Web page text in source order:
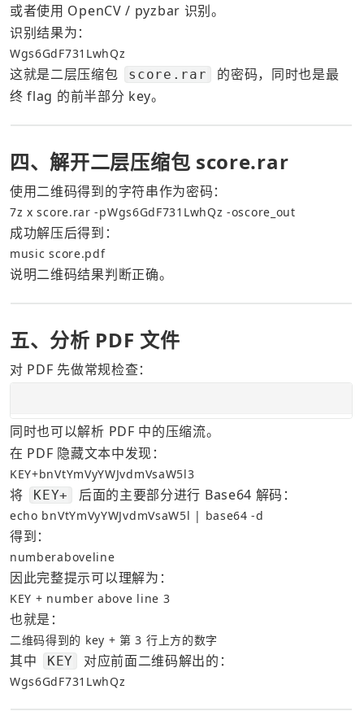
或者使用 OpenCV / pyzbar 识别。
识别结果为：
Wgs6GdF731LwhQz
这就是二层压缩包 score.rar
的密码，同时也是最
终 flag 的前半部分 key。
四、解开二层压缩包 score.rar
使用二维码得到的字符串作为密码：
7z x score.rar -pWgs6GdF731LwhQz -oscore_out
成功解压后得到：
music score.pdf
说明二维码结果判断正确。
五、分析 PDF 文件
对 PDF 先做常规检查：
同时也可以解析 PDF 中的压缩流。
在 PDF 隐藏文本中发现：
KEY+bnVtYmVyYWJvdmVsaW5l3
将 KEY+ 后面的主要部分进行 Base64 解码：
echo bnVtYmVyYWJvdmVsaW5l | base64 -d
得到：
numberaboveline
因此完整提示可以理解为：
KEY + number above line 3
也就是：
二维码得到的 key + 第 3 行上方的数字
其中 KEY 对应前面二维码解出的：
Wgs6GdF731LwhQz